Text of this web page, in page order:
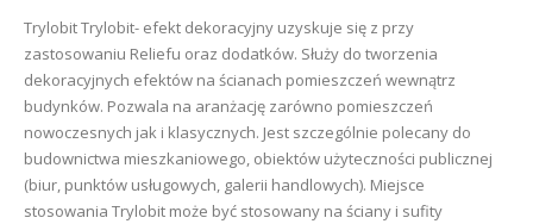
TrylobitTrylobit- efekt dekoracyjny uzyskuje się z przy
zastosowaniu Reliefu oraz dodatków. Służy do tworzenia
dekoracyjnych efektów na ścianach pomieszczeń wewnątrz
budynków. Pozwala na aranżację zarówno pomieszczeń
nowoczesnych jak i klasycznych. Jest szczególnie polecany do
budownictwa mieszkaniowego, obiektów użyteczności publicznej
(biur, punktów usługowych, galerii handlowych). Miejsce
stosowania Trylobit może być stosowany na ściany i sufity